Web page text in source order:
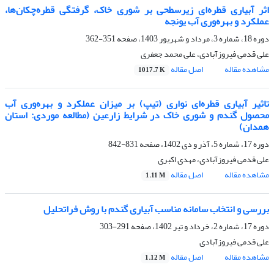
اثر آبیاری قطره‌ای زیرسطحی بر شوری خاک، گرفتگی قطره‌چکان‌ها،
عملکرد و بهره‌وری آب یونجه
دوره 18، شماره 3، مرداد و شهریور 1403، صفحه
351-362
علی قدمی فیروزآبادی، علی محمد جعفری
مشاهده مقاله
اصل مقاله 1017.7 K
تاثیر آبیاری قطره‌ای نواری (تیپ) بر میزان عملکرد و بهره‌وری آب
محصول گندم و شوری خاک در شرایط زارعین (مطالعه موردی: استان
همدان)
دوره 17، شماره 5، آذر و دی 1402، صفحه
831-842
علی قدمی فیروزآبادی، مهدی اکبری
مشاهده مقاله
اصل مقاله 1.11 M
بررسی و انتخاب سامانه مناسب آبیاری گندم با روش فراتحلیل
دوره 17، شماره 2، خرداد و تیر 1402، صفحه
291-303
علی قدمی فیروزآبادی
مشاهده مقاله
اصل مقاله 1.12 M